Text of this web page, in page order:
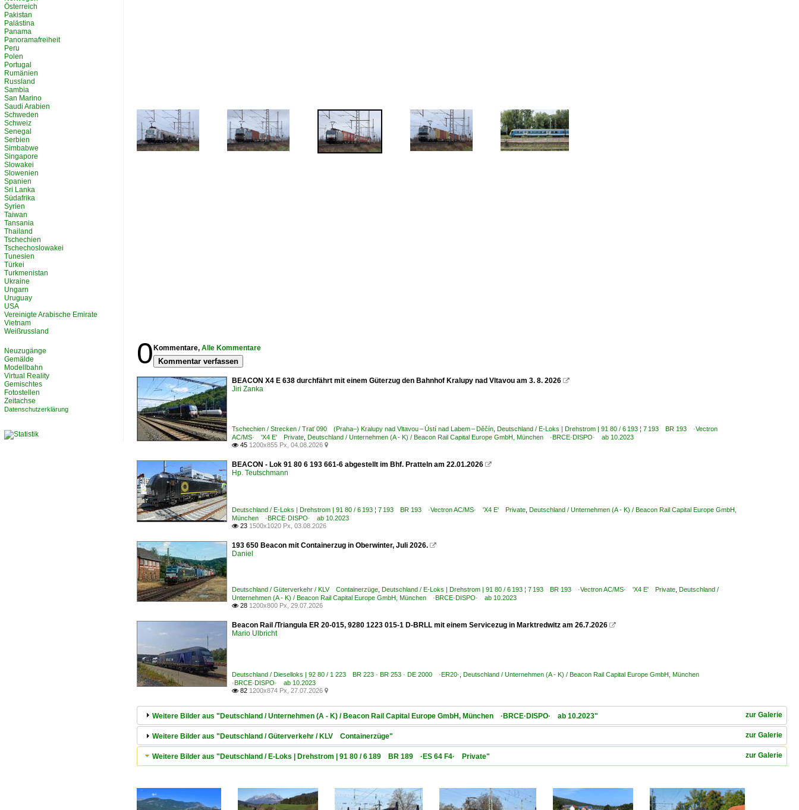
0 Kommentare, Alle Kommentare
Kommentar verfassen
BEACON X4 E 638 durchfährt mit einem Güterzug den Bahnhof Kralupy nad Vltavou am 3. 8. 2026 
Jiri Zanka
Tschechien / Strecken / Trať 090 (Praha–) Kralupy nad Vltavou – Ústí nad Labem – Děčín Deutschland / E-Loks | Drehstrom | 91 80 / 6 193 ¦ 7 193 BR 193 ·Vectron
AC/MS· 'X4 E' Private Deutschland / Unternehmen (A - K) / Beacon Rail Capital Europe GmbH, München ·BRCE·DISPO· ab 10.2023
 45 1200x855 Px, 04.08.2026 
BEACON - Lok 91 80 6 193 661-6 abgestellt im Bhf. Pratteln am 22.01.2026 
Hp. Teutschmann
Deutschland / E-Loks | Drehstrom | 91 80 / 6 193 ¦ 7 193 BR 193 ·Vectron AC/MS· 'X4 E' Private Deutschland / Unternehmen (A - K) / Beacon Rail Capital Europe GmbH,
München ·BRCE·DISPO· ab 10.2023
 23 1500x1020 Px, 03.08.2026
193 650 Beacon mit Containerzug in Oberwinter, Juli 2026. 
Daniel
Deutschland / Güterverkehr / KLV Containerzüge Deutschland / E-Loks | Drehstrom | 91 80 / 6 193 ¦ 7 193 BR 193 ·Vectron AC/MS· 'X4 E' Private Deutschland /
Unternehmen (A - K) / Beacon Rail Capital Europe GmbH, München ·BRCE·DISPO· ab 10.2023
 28 1200x800 Px, 29.07.2026
Beacon Rail /Triangula ER 20-015, 9280 1223 015-1 D-BRLL mit einem Servicezug in Marktredwitz am 26.7.2026 
Mario Ulbricht
Deutschland / Dieselloks | 92 80 / 1 223 BR 223 · BR 253 · DE 2000 ·ER20· Deutschland / Unternehmen (A - K) / Beacon Rail Capital Europe GmbH, München
·BRCE·DISPO· ab 10.2023
 82 1200x874 Px, 27.07.2026 
zur Galerie
Weitere Bilder aus "Deutschland / Unternehmen (A - K) / Beacon Rail Capital Europe GmbH, München ·BRCE·DISPO· ab 10.2023"
zur Galerie
Weitere Bilder aus "Deutschland / Güterverkehr / KLV Containerzüge"
zur Galerie
Weitere Bilder aus "Deutschland / E-Loks | Drehstrom | 91 80 / 6 189 BR 189 ·ES 64 F4· Private"
Österreich
Pakistan
Palästina
Panama
Panoramafreiheit
Peru
Polen
Portugal
Rumänien
Russland
Sambia
San Marino
Saudi Arabien
Schweden
Schweiz
Senegal
Serbien
Simbabwe
Singapore
Slowakei
Slowenien
Spanien
Sri Lanka
Südafrika
Syrien
Taiwan
Tansania
Thailand
Tschechien
Tschechoslowakei
Tunesien
Türkei
Turkmenistan
Ukraine
Ungarn
Uruguay
USA
Vereinigte Arabische Emirate
Vietnam
Weißrussland
Neuzugänge
Gemälde
Modellbahn
Virtual Reality
Gemischtes
Fotostellen
Zeitachse
Datenschutzerklärung